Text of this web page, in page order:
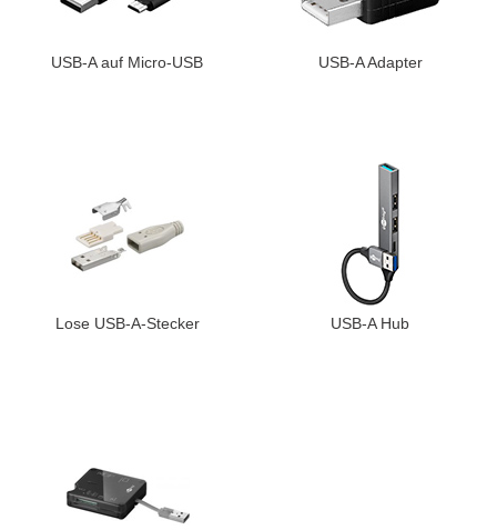
USB-A auf Micro-USB USB-A Adapter
Lose USB-A-Stecker USB-A Hub